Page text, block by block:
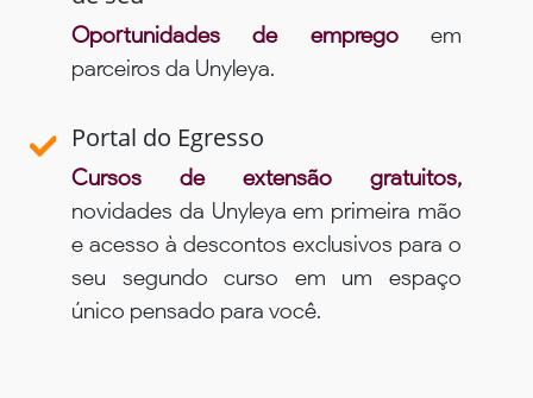
Oportunidades de empregoem
parceiros da Unyleya.
Portal do Egresso
Cursos de extensão gratuitos,
novidades da Unyleya em primeira mão
e acesso à descontos exclusivos para o
seu segundo curso em um espaço
único pensado para você.